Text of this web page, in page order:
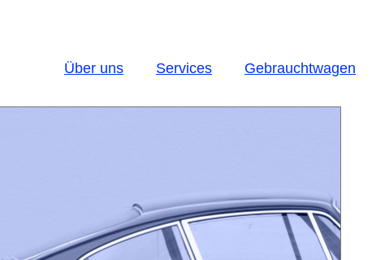
Über uns
Services Gebrauchtwagen